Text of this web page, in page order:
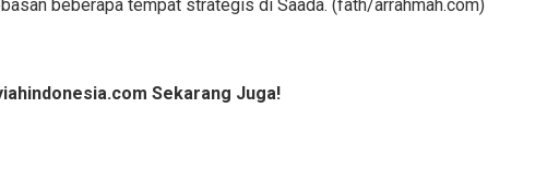
beberapa tempat strategis di Saada. (fath/arrahmah.com)
Sekarang Juga!